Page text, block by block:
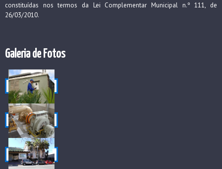
constituídas nos termos da Lei Complementar Municipal n.º 111, de
26/03/2010.
Galeria de Fotos